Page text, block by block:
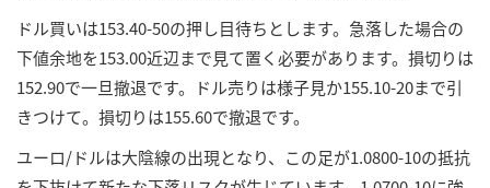
ドル買いは153.40-50の押し目待ちとします。急落した場合の
下値余地を153.00近辺まで見て置く必要があります。損切りは
152.90で一旦撤退です。ドル売りは様子見か155.10-20まで引
きつけて。損切りは155.60で撤退です。
ユーロ/ドルは大陰線の出現となり、この足が1.0800-10の抵抗